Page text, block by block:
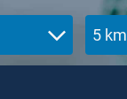
5 km